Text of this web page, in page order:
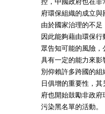
府環保組織的成立與
由於國家治理的不
因此能夠藉由環保
眾告知可能的風險
具有一定的能力來
別仰賴許多跨國的
日俱增的重要性，
府也開始鼓勵非政
污染黑名單的活動。